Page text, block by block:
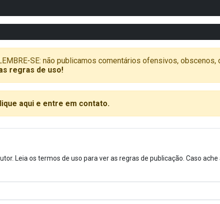
LEMBRE-SE: não publicamos comentários ofensivos,
regras de uso!
aqui e entre em contato.
Leia os termos de uso para ver as regras de publicação. Caso